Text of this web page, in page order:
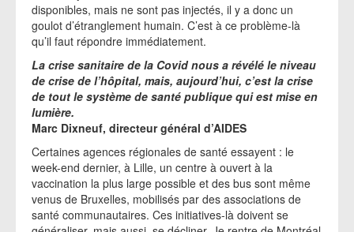
disponibles, mais ne sont pas injectés, il y a donc un
goulot d’étranglement humain. C’est à ce problème-là
qu’il faut répondre immédiatement.
La crise sanitaire de la Covid nous a révélé le niveau
de crise de l’hôpital, mais, aujourd’hui, c’est la crise
de tout le système de santé publique qui est mise en
lumière.
Marc Dixneuf, directeur général d’AIDES
Certaines agences régionales de santé essayent : le
week-end dernier, à Lille, un centre à ouvert à la
vaccination la plus large possible et des bus sont même
venus de Bruxelles, mobilisés par des associations de
santé communautaires. Ces initiatives-là doivent se